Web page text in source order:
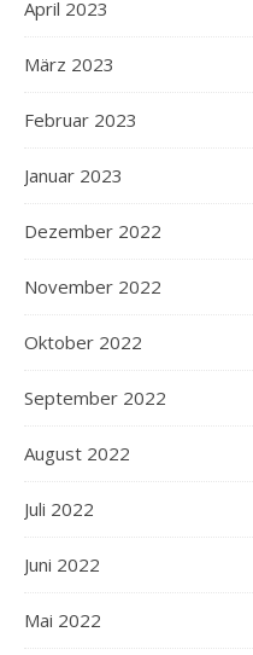
April 2023
März 2023
Februar 2023
Januar 2023
Dezember 2022
November 2022
Oktober 2022
September 2022
August 2022
Juli 2022
Juni 2022
Mai 2022